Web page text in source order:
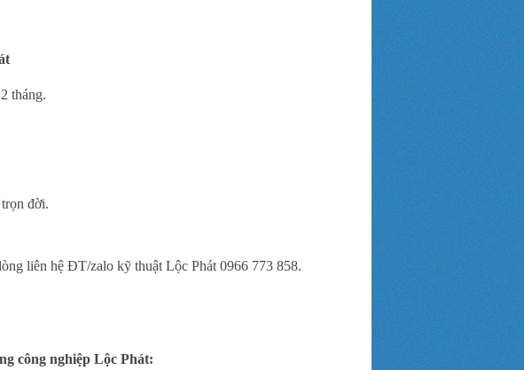
tháng.
đời.
liên hệ ĐT/zalo kỹ thuật Lộc Phát 0966 773 858.
công nghiệp Lộc Phát: